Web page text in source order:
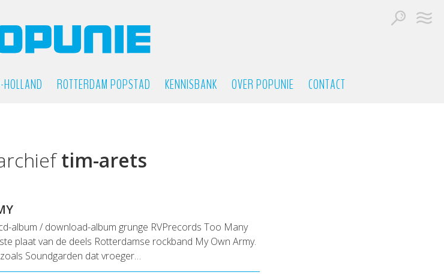
ROTTERDAM POPSTAD KENNISBANK OVER POPUNIE CONTACT
tim-arets
album / download-album grunge RVPrecords Too Many
plaat van de deels Rotterdamse rockband My Own Army.
Soundgarden dat vroeger…